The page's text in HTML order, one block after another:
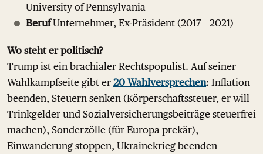
University of Pennsylvania
BerufUnternehmer, Ex-Präsident (2017 – 2021)
Wo steht er politisch?
Trump ist ein brachialer Rechtspopulist. Auf seiner
Wahlkampfseite gibt er 20 Wahlversprechen: Inflation
beenden, Steuern senken (Körperschaftssteuer, er will
Trinkgelder und Sozialversicherungsbeiträge steuerfrei
machen), Sonderzölle (für Europa prekär),
Einwanderung stoppen, Ukrainekrieg beenden